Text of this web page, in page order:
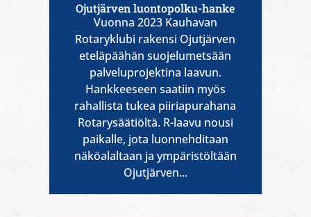
Ojutjärven luontopolku-hanke
Vuonna 2023 Kauhavan
Rotaryklubi rakensi Ojutjärven
eteläpäähän suojelumetsään
palveluprojektina laavun.
Hankkeeseen saatiin myös
rahallista tukea piiriapurahana
Rotarysäätiöltä. R-laavu nousi
paikalle, jota luonnehditaan
näköalaltaan ja ympäristöltään
Ojutjärven...